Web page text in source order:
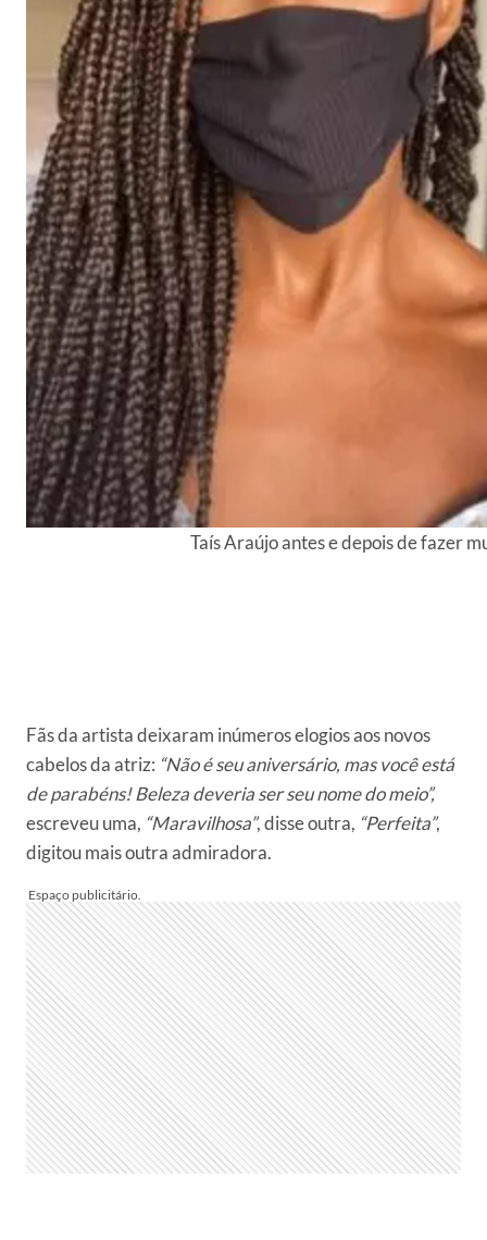
Taís Araújo antes e depois de fazer
Fãs da artista deixaram inúmeros elogios aos novos
cabelos da atriz: “Não é seu aniversário, mas você está
de parabéns! Beleza deveria ser seu nome do meio”,
escreveu uma, “Maravilhosa”, disse outra, “Perfeita”,
digitou mais outra admiradora.